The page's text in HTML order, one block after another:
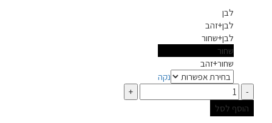
לבן
לבן+זהב
לבן+שחור
שחור
שחור+זהב
נקה
כמות
הוסף לסל